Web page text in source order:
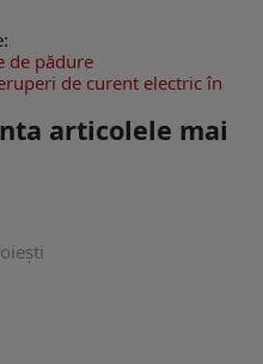
de pădure
de curent electric în
articolele mai